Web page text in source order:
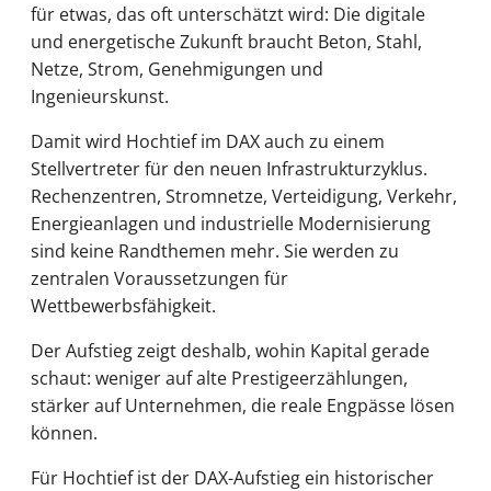
für etwas, das oft unterschätzt wird: Die digitale
und energetische Zukunft braucht Beton, Stahl,
Netze, Strom, Genehmigungen und
Ingenieurskunst.
Damit wird Hochtief im DAX auch zu einem
Stellvertreter für den neuen Infrastrukturzyklus.
Rechenzentren, Stromnetze, Verteidigung, Verkehr,
Energieanlagen und industrielle Modernisierung
sind keine Randthemen mehr. Sie werden zu
zentralen Voraussetzungen für
Wettbewerbsfähigkeit.
Der Aufstieg zeigt deshalb, wohin Kapital gerade
schaut: weniger auf alte Prestigeerzählungen,
stärker auf Unternehmen, die reale Engpässe lösen
können.
Für Hochtief ist der DAX-Aufstieg ein historischer